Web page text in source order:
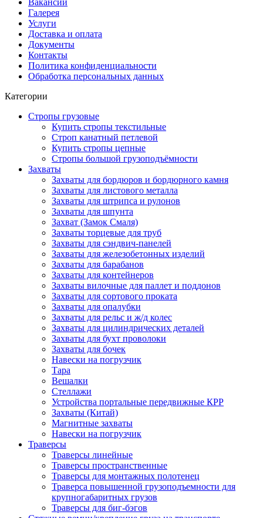
Галерея
Услуги
Доставка и оплата
Документы
Контакты
Политика конфиденциальности
Обработка персональных данных
Категории
Стропы грузовые
Купить стропы текстильные
Строп канатный петлевой
Купить стропы цепные
Стропы большой грузоподъёмности
Захваты
Захваты для бордюров и бордюрного камня
Захваты для листового металла
Захваты для штрипса и рулонов
Захваты для шпунта
Захват (Замок Смаля)
Захваты торцевые для труб
Захваты для сэндвич-панелей
Захваты для железобетонных изделий
Захваты для барабанов
Захваты для контейнеров
Захваты вилочные для паллет и поддонов
Захваты для сортового проката
Захваты для опалубки
Захваты для рельс и ж/д колес
Захваты для цилиндрических деталей
Захваты для бухт проволоки
Захваты для бочек
Навески на погрузчик
Тара
Вешалки
Стеллажи
Устройства портальные передвижные КРР
Захваты (Китай)
Магнитные захваты
Навески на погрузчик
Траверсы
Траверсы линейные
Траверсы пространственные
Траверсы для монтажных полотенец
Траверса повышенной грузоподъемности для
крупногабаритных грузов
Траверсы для биг-бэгов